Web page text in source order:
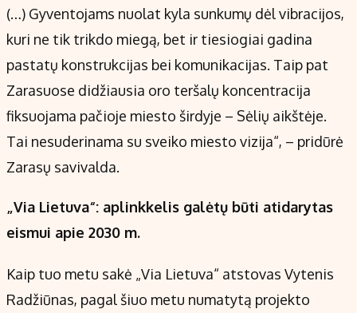
(…) Gyventojams nuolat kyla sunkumų dėl vibracijos,
kuri ne tik trikdo miegą, bet ir tiesiogiai gadina
pastatų konstrukcijas bei komunikacijas. Taip pat
Zarasuose didžiausia oro teršalų koncentracija
fiksuojama pačioje miesto širdyje – Sėlių aikštėje.
Tai nesuderinama su sveiko miesto vizija“, – pridūrė
Zarasų savivalda.
„Via Lietuva“: aplinkkelis galėtų būti atidarytas
eismui apie 2030 m.
Kaip tuo metu sakė „Via Lietuva“ atstovas Vytenis
Radžiūnas, pagal šiuo metu numatytą projekto